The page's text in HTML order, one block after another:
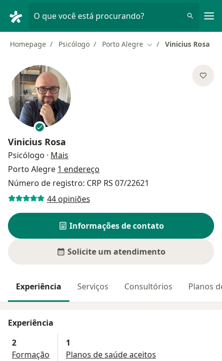
O que você está procurando?
Homepage Psicólogo Porto Alegre Mudar de cidade
Vinicius Rosa
Vinicius Rosa
Psicólogo · Mais
Porto Alegre 1 endereço
Número de registro: CRP RS 07/22621
44 opiniões
Informações de contato
Solicite um atendimento
Experiência Serviços Consultórios Planos
Experiência
2
Formação
1
Planos de saúde aceitos